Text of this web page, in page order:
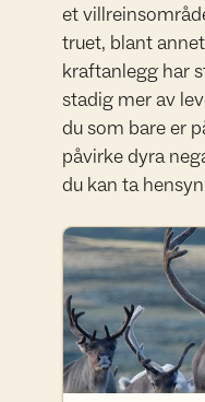
et
truet, blant
kraftanlegg har
stadig mer av
du som bare er
påvirke dyra
du kan ta
Les mer her